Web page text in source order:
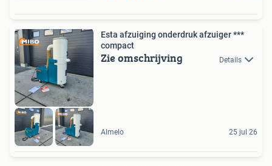
Esta afzuiging onderdruk afzuiger ***
compact
Zie omschrijving Details
Almelo 25 jul 26